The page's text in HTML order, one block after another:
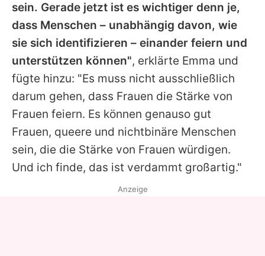
Nutzungsbedingungen
Utiq verwalten
sein. Gerade jetzt ist es wichtiger denn je,
dass Menschen – unabhängig davon, wie
sie sich identifizieren – einander feiern und
unterstützen können", erklärte Emma und
fügte hinzu: "Es muss nicht ausschließlich
darum gehen, dass Frauen die Stärke von
Frauen feiern. Es können genauso gut
Frauen, queere und nichtbinäre Menschen
sein, die die Stärke von Frauen würdigen.
Und ich finde, das ist verdammt großartig."
Anzeige